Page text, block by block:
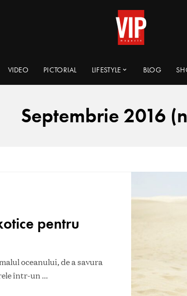
VIDEO PICTORIAL LIFESTYLE BLOG
Septembrie 2016
pentru
oceanului, de a savura
într-un ...